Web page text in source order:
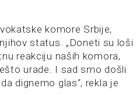
komore Srbije,
status. „Doneti su loši
reakciju naših komora,
urade. I sad smo došli
dignemo glas“, rekla je